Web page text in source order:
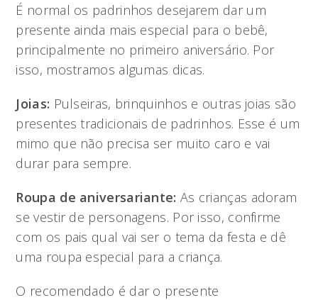
É normal os padrinhos desejarem dar um
presente ainda mais especial para o bebê,
principalmente no primeiro aniversário. Por
isso, mostramos algumas dicas.
Joias: Pulseiras, brinquinhos e outras joias são
presentes tradicionais de padrinhos. Esse é um
mimo que não precisa ser muito caro e vai
durar para sempre.
Roupa de aniversariante: As crianças adoram
se vestir de personagens. Por isso, confirme
com os pais qual vai ser o tema da festa e dê
uma roupa especial para a criança.
O recomendado é dar o presente